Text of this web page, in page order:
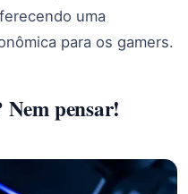
uma
para os gamers.
Nem pensar!